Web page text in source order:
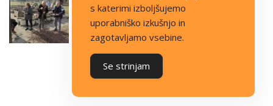
s katerimi izboljšujemo
uporabniško izkušnjo in
zagotavljamo vsebine.
Se strinjam